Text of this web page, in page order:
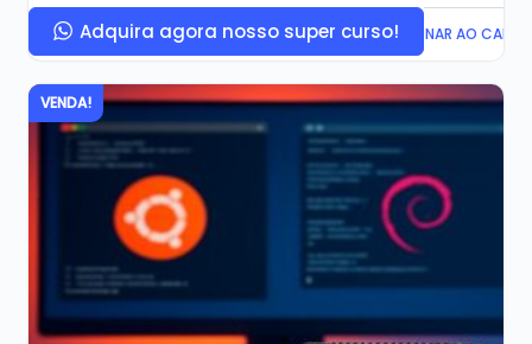
preço
Original
R$ 99,00.
preço
atual
R$ 49,00.
ADICIONAR AO
Adquira agora nosso super curso!
VENDA!